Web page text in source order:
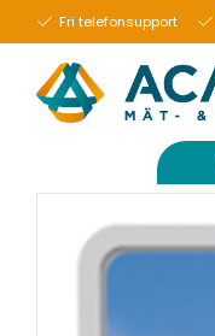
Fri telefonsupport